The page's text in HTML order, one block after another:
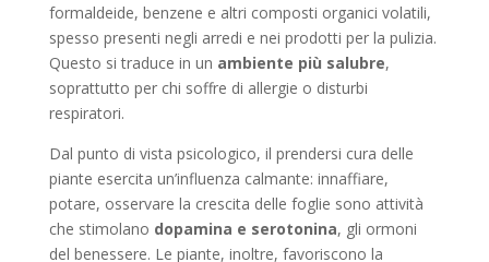
formaldeide, benzene e altri composti organici volatili,
spesso presenti negli arredi e nei prodotti per la pulizia.
Questo si traduce in un ambiente più salubre,
soprattutto per chi soffre di allergie o disturbi
respiratori.
Dal punto di vista psicologico, il prendersi cura delle
piante esercita un’influenza calmante: innaffiare,
potare, osservare la crescita delle foglie sono attività
che stimolano dopamina e serotonina, gli ormoni
del benessere. Le piante, inoltre, favoriscono la